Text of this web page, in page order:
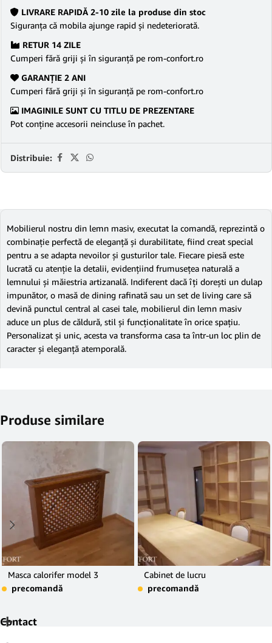
LIVRARE RAPIDĂ 2-10 zile la produse din stoc
Siguranţa că mobila ajunge rapid şi nedeteriorată.
RETUR 14 ZILE
Cumperi fără griji şi în siguranţă pe rom-confort.ro
GARANŢIE 2 ANI
Cumperi fără griji şi în siguranţă pe rom-confort.ro
IMAGINILE SUNT CU TITLU DE PREZENTARE
Pot conține accesorii neincluse în pachet.
Distribuie:
Mobilierul nostru din lemn masiv, executat la comandă, reprezintă o
combinație perfectă de eleganță și durabilitate, fiind creat special
pentru a se adapta nevoilor și gusturilor tale. Fiecare piesă este
lucrată cu atenție la detalii, evidențiind frumusețea naturală a
lemnului și măiestria artizanală. Indiferent dacă îți dorești un dulap
impunător, o masă de dining rafinată sau un set de living care să
devină punctul central al casei tale, mobilierul din lemn masiv
aduce un plus de căldură, stil și funcționalitate în orice spațiu.
Personalizat și unic, acesta va transforma casa ta într-un loc plin de
caracter și eleganță atemporală.
Produse similare
Masca calorifer model 3
precomandă
Cabinet de lucru
precomandă
Contact